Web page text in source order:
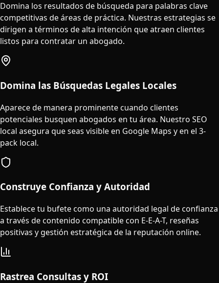
Domina los resultados de búsqueda para palabras clave
competitivas de áreas de práctica. Nuestras estrategias se
dirigen a términos de alta intención que atraen clientes
listos para contratar un abogado.
Domina las Búsquedas Legales Locales
Aparece de manera prominente cuando clientes
potenciales busquen abogados en tu área. Nuestro SEO
local asegura que seas visible en Google Maps y en el 3-
pack local.
Construye Confianza y Autoridad
Establece tu bufete como una autoridad legal de confianza
a través de contenido compatible con E-E-A-T, reseñas
positivas y gestión estratégica de la reputación online.
Rastrea Consultas y ROI